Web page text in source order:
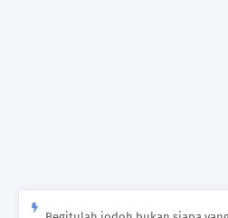
Begitulah jodoh,bukan siapa